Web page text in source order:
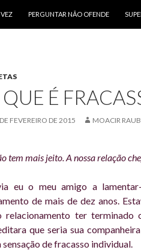
PERGUNTAR NÃO OFENDE
É
FEVEREIRO DE 2015 MOACIR
tem mais jeito. A nossa relação
eu o meu amigo a
de mais de dez anos.
relacionamento ter terminado
que seria sua
sensação de fracasso individual.